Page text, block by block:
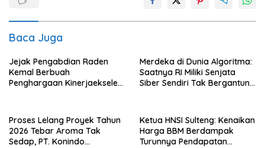
Baca Juga
Jejak Pengabdian Raden
Kemal Berbuah
Penghargaan Kinerjaekselen
Merdeka di Dunia Algoritma:
Saatnya RI Miliki Senjata
Siber Sendiri Tak Bergantung
Proses Lelang Proyek Tahun
2026 Tebar Aroma Tak
Sedap, PT. Konindo
Ketua HNSI Sulteng: Kenaikan
Harga BBM Berdampak
Turunnya Pendapatan